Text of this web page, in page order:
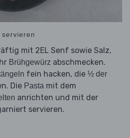
mit 2EL Senf sowie Salz,
Brühgewürz abschmecken.
fein hacken, die ½ der
Die Pasta mit dem
anrichten und mit der
servieren.